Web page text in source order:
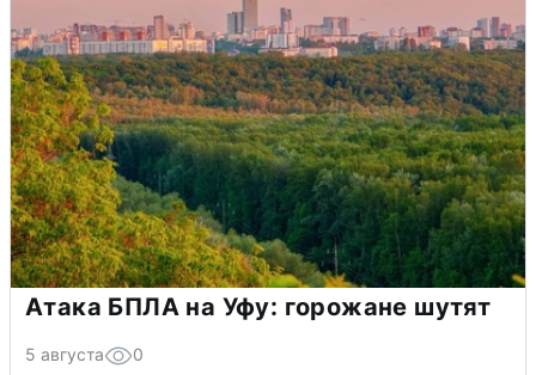
Атака БПЛА на Уфу: горожане шутят
5 августа 0